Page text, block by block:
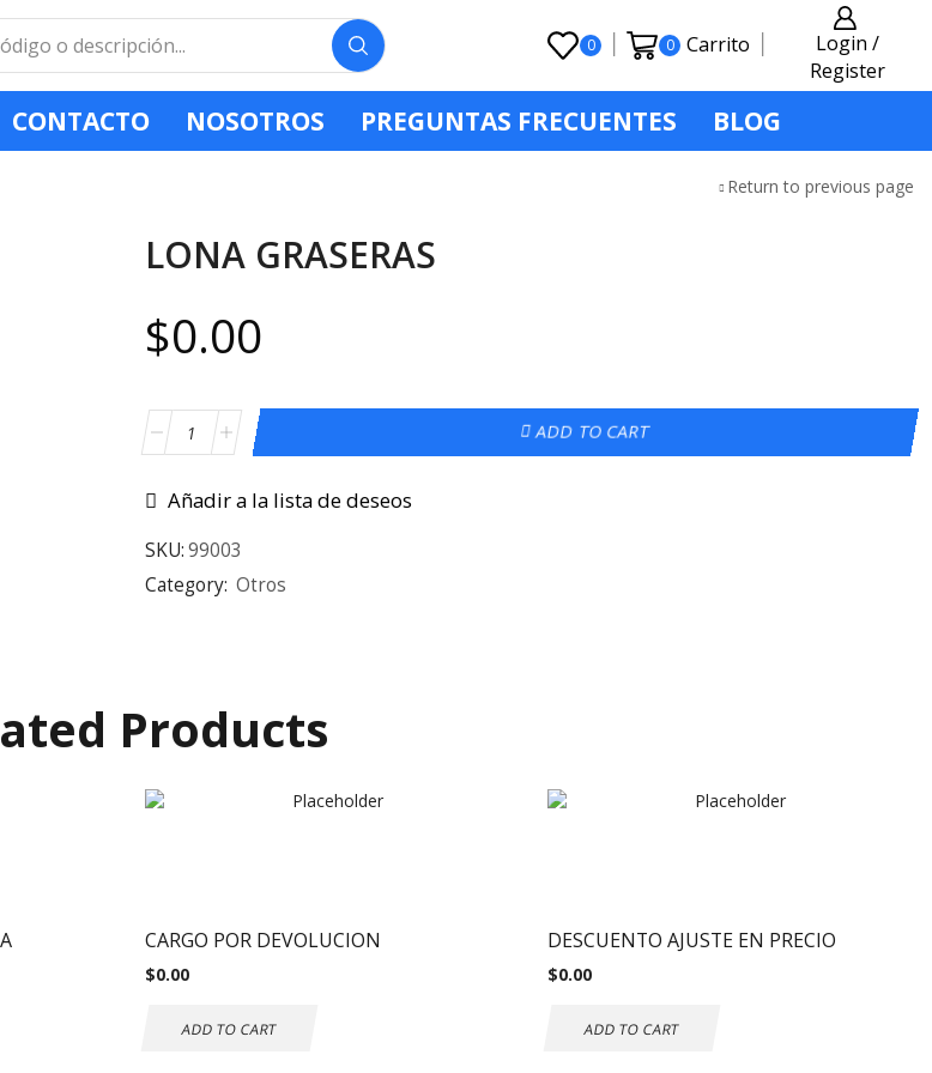
0 0 Carrito
Login /
Register
CONTACTO NOSOTROS PREGUNTAS FRECUENTES BLOG
Return to previous page
LONA GRASERAS
$0.00
ADD TO CART
Añadir a la lista de deseos
SKU:99003
Category: Otros
Products
CARGO POR DEVOLUCION
$0.00
ADD TO CART
DESCUENTO AJUSTE EN PRECIO
$0.00
ADD TO CART